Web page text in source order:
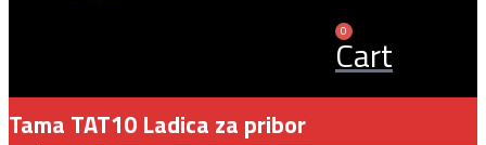
0
Cart
Tama TAT10 Ladica za pribor